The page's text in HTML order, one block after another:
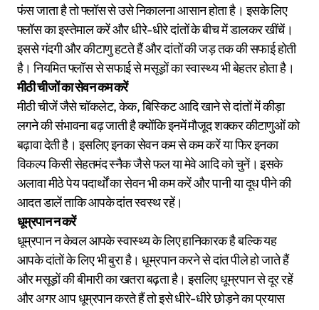
फंस जाता है तो फ्लॉस से उसे निकालना आसान होता है। इसके लिए
फ्लॉस का इस्तेमाल करें और धीरे-धीरे दांतों के बीच में डालकर खींचें।
इससे गंदगी और कीटाणु हटते हैं और दांतों की जड़ तक की सफाई होती
है। नियमित फ्लॉस से सफाई से मसूड़ों का स्वास्थ्य भी बेहतर होता है।
मीठी चीजों का सेवन कम करें
मीठी चीजें जैसे चॉकलेट, केक, बिस्किट आदि खाने से दांतों में कीड़ा
लगने की संभावना बढ़ जाती है क्योंकि इनमें मौजूद शक्कर कीटाणुओं को
बढ़ावा देती है। इसलिए इनका सेवन कम से कम करें या फिर इनका
विकल्प किसी सेहतमंद स्नैक जैसे फल या मेवे आदि को चुनें। इसके
अलावा मीठे पेय पदार्थों का सेवन भी कम करें और पानी या दूध पीने की
आदत डालें ताकि आपके दांत स्वस्थ रहें।
धूम्रपान न करें
धूम्रपान न केवल आपके स्वास्थ्य के लिए हानिकारक है बल्कि यह
आपके दांतों के लिए भी बुरा है। धूम्रपान करने से दांत पीले हो जाते हैं
और मसूड़ों की बीमारी का खतरा बढ़ता है। इसलिए धूम्रपान से दूर रहें
और अगर आप धूम्रपान करते हैं तो इसे धीरे-धीरे छोड़ने का प्रयास